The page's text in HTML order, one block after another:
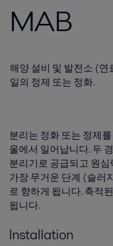
MAB
해양 설비 및 발전소 (
일의 정제 또는 정화.
분리는 정화 또는 정제
울에서 일어납니다. 두
분리기로 공급되고 원
가장 무거운 단계 (슬러
로 향하게 됩니다. 축적
됩니다.
Installation